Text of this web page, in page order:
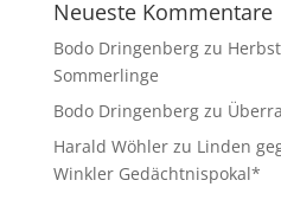
Neueste Kommentare
Bodo Dringenbergzu
Sommerlinge
Bodo Dringenbergzu
Harald Wöhlerzu Linden
Winkler Gedächtnispokal*